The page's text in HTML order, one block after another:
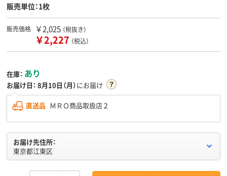
販売単位：1枚
販売価格 ￥2,025 （税抜き）
￥2,227 （税込）
在庫： あり
お届け日： 8月10日（月）にお届け
直送品 ＭＲＯ商品取扱店２
お届け先住所：
東京都江東区